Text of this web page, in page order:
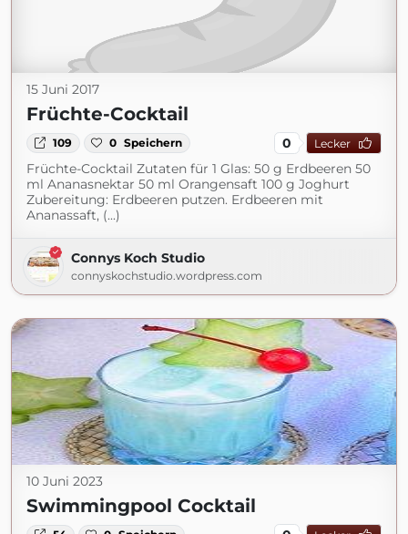
15 Juni 2017
Früchte-Cocktail
109 0 Speichern 0 Lecker
Früchte-Cocktail Zutaten für 1 Glas: 50 g Erdbeeren 50
ml Ananasnektar 50 ml Orangensaft 100 g Joghurt
Zubereitung: Erdbeeren putzen. Erdbeeren mit
Ananassaft, (...)
Connys Koch Studio
connyskochstudio.wordpress.com
10 Juni 2023
Swimmingpool Cocktail